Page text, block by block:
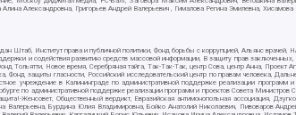
Александровна, Григорьев Андрей Валерьевич , Гималова Регина Эмилевна, Хисамова
Штаб, Институт права и публичной политики, Фонд борьбы с коррупцией, Альянс
и содействия развитию средств массовой информации, В защиту прав
Новое время, Серебряная тайга, Так-Так-Так, центр Сова, центр Анна,
защиты гласности, Российский исследовательский центр по правам человека,
в Калининграде по административной поддержке реализации программ и
по административной поддержке реализации программ и проектов Совета
Женсовет, Общественный вердикт, Евразийская антимонопольная ассоциация,
Бурдина Юлия Владимировна, Бойко Анатолий Николаевич, Пивоваров